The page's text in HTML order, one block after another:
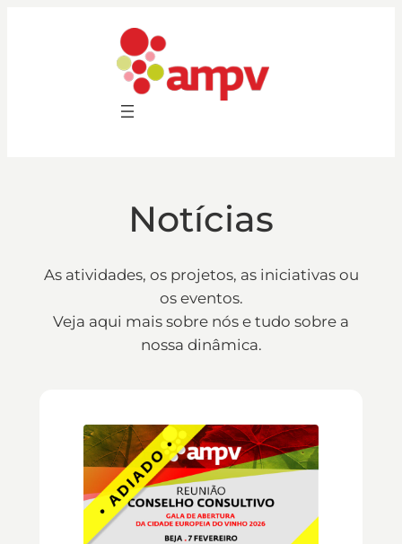
Notícias
As atividades, os projetos, as iniciativas ou
os eventos.
Veja aqui mais sobre nós e tudo sobre a
nossa dinâmica.